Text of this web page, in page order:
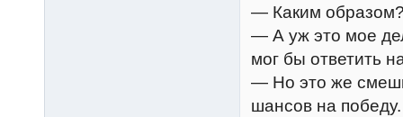
— Каким
— А уж это мое
мог бы ответить
— Но это же
шансов на